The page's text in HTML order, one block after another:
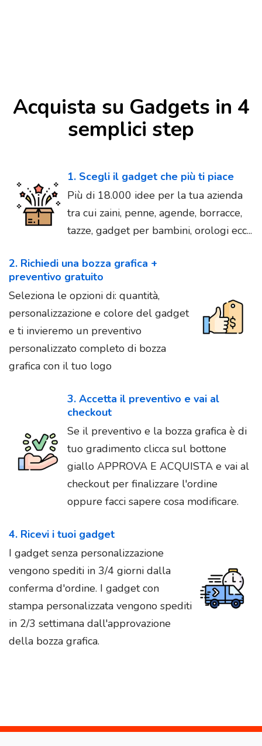
Acquista su Gadgets in 4
semplici step
1. Scegli il gadget che più ti piace
Più di 18.000 idee per la tua azienda
tra cui zaini, penne, agende, borracce,
tazze, gadget per bambini, orologi ecc...
2. Richiedi una bozza grafica +
preventivo gratuito
Seleziona le opzioni di: quantità,
personalizzazione e colore del gadget
e ti invieremo un preventivo
personalizzato completo di bozza
grafica con il tuo logo
3. Accetta il preventivo e vai al
checkout
Se il preventivo e la bozza grafica è di
tuo gradimento clicca sul bottone
giallo APPROVA E ACQUISTA e vai al
checkout per finalizzare l'ordine
oppure facci sapere cosa modificare.
4. Ricevi i tuoi gadget
I gadget senza personalizzazione
vengono spediti in 3/4 giorni dalla
conferma d'ordine. I gadget con
stampa personalizzata vengono spediti
in 2/3 settimana dall'approvazione
della bozza grafica.